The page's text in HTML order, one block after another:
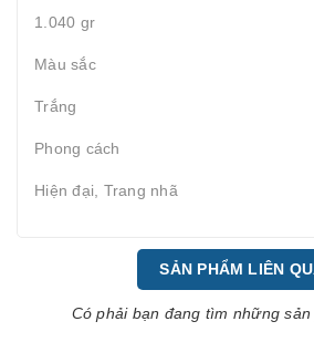
1.040 gr
Màu sắc
Trắng
Phong cách
Hiện đại, Trang nhã
SẢN PHẨM LIÊN
Có phải bạn đang tìm những